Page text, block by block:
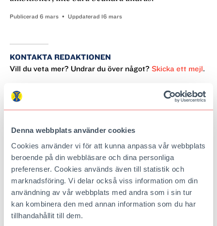
Denna webbplats använder cookies
Cookies använder vi för att kunna anpassa vår webbplats
beroende på din webbläsare och dina personliga
preferenser. Cookies används även till statistik och
marknadsföring. Vi delar också viss information om din
användning av vår webbplats med andra som i sin tur
kan kombinera den med annan information som du har
tillhandahållit till dem.
Publicerad 6 mars Uppdaterad 16 mars
KONTAKTA REDAKTIONEN
Vill du veta mer? Undrar du över något? Skicka ett mejl.
BÄST JUST NU
Därför är
Norrbyskär Årets
industriminne
Paddla bland vrak. Ta en
tågtur. Lär om ett av
Europas tidigare största